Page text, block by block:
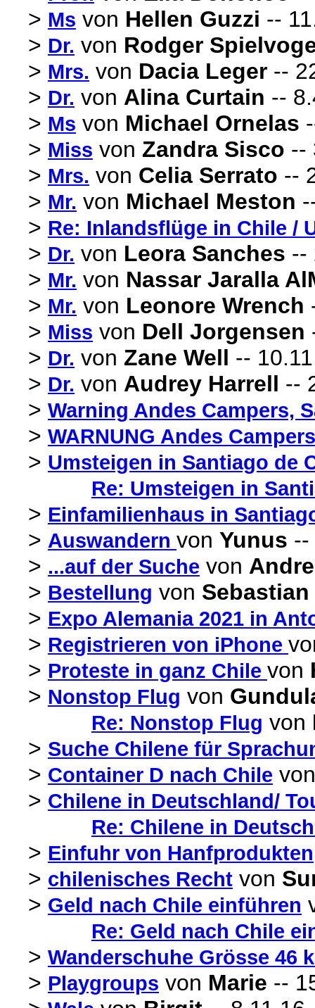
> Ms von Hellen Guzzi --
> Dr. von Rodger
> Mrs. von Dacia Leger --
> Dr. von Alina Curtain --
> Ms von Michael Ornelas
> Miss von Zandra Sisco --
> Mrs. von Celia Serrato --
> Mr. von Michael Meston
> Re: Inlandsflüge in Chile /
> Dr. von Leora Sanches --
> Mr. von Nassar Jaralla
> Mr. von Leonore Wrench
> Miss von Dell Jorgensen
> Dr. von Zane Well --
> Dr. von Audrey Harrell --
> Warning Andes Campers,
> WARNUNG Andes Campers
> Umsteigen in Santiago de
Re: Umsteigen in
> Einfamilienhaus in
> Auswandern von Yunus --
> ...auf der Suche von
> Bestellung von
> Expo Alemania 2021 in
> Registrieren von iPhone
> Proteste in ganz Chile von
> Nonstop Flug von
Re: Nonstop Flug von
> Suche Chilene für
> Container D nach Chile
> Chilene in Deutschland/
Re: Chilene in
> Einfuhr von Hanfprodukten
> chilenisches Recht von
> Geld nach Chile einführen
Re: Geld nach Chile
> Wanderschuhe Grösse 46
> Playgroups von Marie --